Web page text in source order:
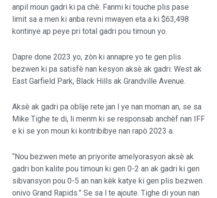
anpil moun gadri ki pa chè. Fanmi ki touche plis pase
limit sa a men ki anba revni mwayen eta a ki $63,498
kontinye ap peye pri total gadri pou timoun yo.
Dapre done 2023 yo, zòn ki annapre yo te gen plis
bezwen ki pa satisfè nan kesyon aksè ak gadri: West ak
East Garfield Park, Black Hills ak Grandville Avenue.
Aksè ak gadri pa oblije rete jan l ye nan moman an, se sa
Mike Tighe te di, li menm ki se responsab anchèf nan IFF
e ki se yon moun ki kontribibye nan rapò 2023 a.
“Nou bezwen mete an priyorite amelyorasyon aksè ak
gadri bon kalite pou timoun ki gen 0-2 an ak gadri ki gen
sibvansyon pou 0-5 an nan kèk katye ki gen plis bezwen
onivo Grand Rapids.” Se sa l te ajoute. Tighe di youn nan